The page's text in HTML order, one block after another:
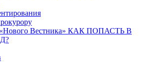
«Нового Вестника» КАК ПОПАСТЬ В